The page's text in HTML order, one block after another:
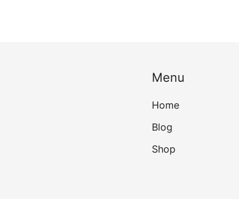
Menu
Home
Blog
Shop